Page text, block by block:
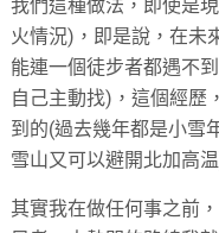
我們這種做法，即使是
火情況)，即是說，在未
能連一個徒步者都遇不
自己主動找)，這個經歷
到的(過去幾年都是小雪
雪山又可以避開北加高温
其實我在做任何事之前